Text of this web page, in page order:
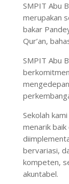
SMPIT Abu
merupakan
bakar
Qur’an,
SMPIT Abu
Sekolah
menarik baik
bervariasi,
kompeten,
akuntabel.